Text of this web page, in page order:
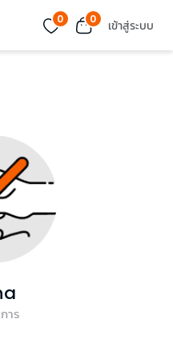
0 0 เข้าสู่ระบบ
าร